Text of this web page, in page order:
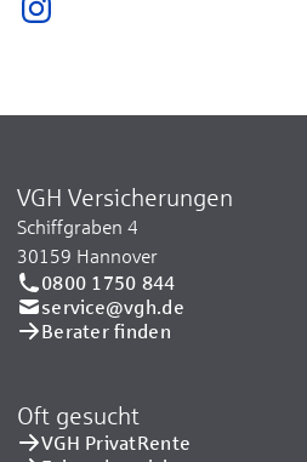
VGH Versicherungen
Schiffgraben 4
30159 Hannover
0800 1750 844
service@vgh.de
Berater finden
Oft gesucht
VGH PrivatRente